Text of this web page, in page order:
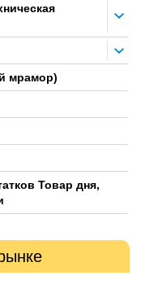
мрамор)
Товар дня,